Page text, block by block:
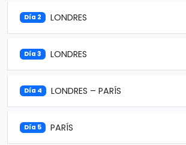
Día 2 LONDRES
Día 3 LONDRES
Día 4 LONDRES – PARÍS
Día 5 PARÍS